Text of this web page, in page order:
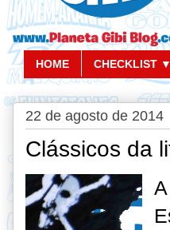
HOME CHECKLIST ▼
22 de agosto de 2014
Clássicos da